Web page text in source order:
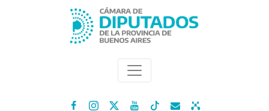
   